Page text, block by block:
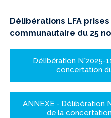
Délibérations LFA
communautaire du 25
Délibération N°2025-
concertation
ANNEXE - Délibération
de la